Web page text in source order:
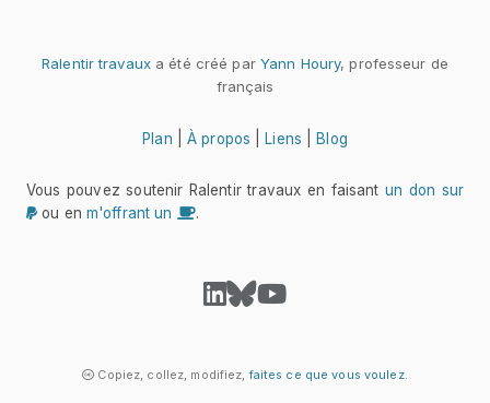
Ralentir travauxa été créé par Yann Houry, professeur de
français
Plan |À propos |Liens |Blog
Vous pouvez soutenir Ralentir travaux en faisant un don sur
ou en m'offrant un .
Copiez, collez, modifiez,faites ce que vous voulez.